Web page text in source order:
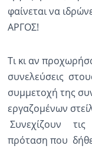
φαίνεται να
ΑΡΓΟΣ!
Τι κι αν
συνελεύσεις
συμμετοχή της
εργαζομένων
Συνεχίζουν τις
πρόταση που